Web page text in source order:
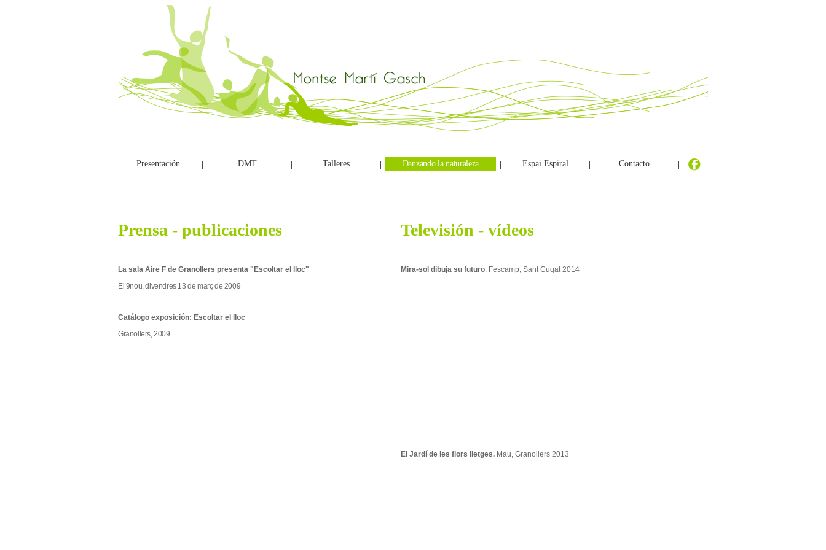
Presentación DMT Talleres Danzando la naturaleza Espai Espiral Contacto
Prensa - publicaciones
La sala Aire F de Granollers presenta "Escoltar el lloc"
El 9nou, divendres 13 de març de 2009
Catálogo exposición: Escoltar el lloc
Granollers, 2009
Televisión - vídeos
Mira-sol dibuja su futuro . Fescamp, Sant Cugat 2014
El Jardí de les flors lletges. Mau, Granollers 2013